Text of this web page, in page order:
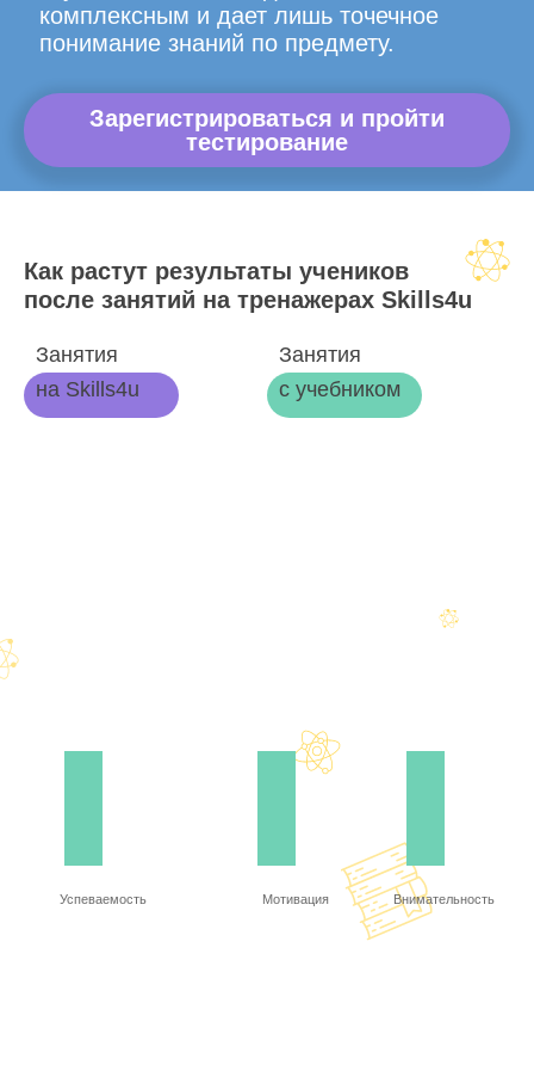
комплексным и дает лишь точечное
понимание знаний по предмету.
Зарегистрироваться и пройти
тестирование
Как растут результаты учеников
после занятий на тренажерах Skills4u
Занятия
на Skills4u
Занятия
с учебником
Успеваемость Мотивация Внимательность